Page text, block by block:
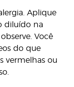
Aplique
diluído na
Você
do que
vermelhas ou